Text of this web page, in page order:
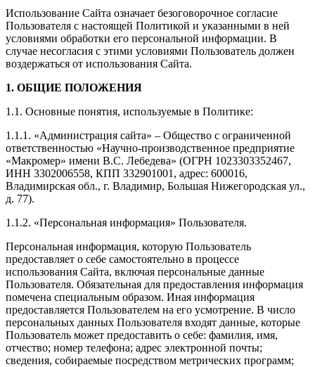
Использование Сайта означает безоговорочное согласие
Пользователя с настоящей Политикой и указанными в ней
условиями обработки его персональной информации. В
случае несогласия с этими условиями Пользователь должен
воздержаться от использования Сайта.
1. ОБЩИЕ ПОЛОЖЕНИЯ
1.1. Основные понятия, используемые в Политике:
1.1.1. «Администрация сайта» – Общество с ограниченной
ответственностью «Научно-производственное предприятие
«Макромер» имени В.С. Лебедева» (ОГРН 1023303352467,
ИНН 3302006558, КПП 332901001, адрес: 600016,
Владимирская обл., г. Владимир, Большая Нижегородская ул.,
д. 77).
1.1.2. «Персональная информация» Пользователя.
Персональная информация, которую Пользователь
предоставляет о себе самостоятельно в процессе
использования Сайта, включая персональные данные
Пользователя. Обязательная для предоставления информация
помечена специальным образом. Иная информация
предоставляется Пользователем на его усмотрение. В число
персональных данных Пользователя входят данные, которые
Пользователь может предоставить о себе: фамилия, имя,
отчество; номер телефона; адрес электронной почты;
сведения, собираемые посредством метрических программ;